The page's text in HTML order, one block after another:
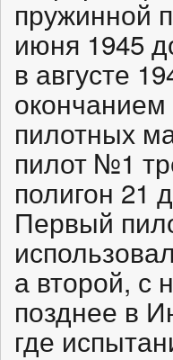
пружинной
июня 1945
в августе
пилотных
пилот №1
полигон 21
Первый
а второй, с
позднее в
где